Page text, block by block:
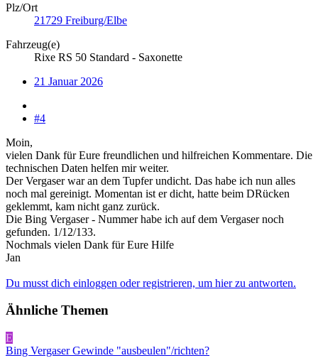
Plz/Ort
21729 Freiburg/Elbe
Fahrzeug(e)
Rixe RS 50 Standard - Saxonette
21 Januar 2026
#4
Moin,
vielen Dank für Eure freundlichen und hilfreichen Kommentare. Die
technischen Daten helfen mir weiter.
Der Vergaser war an dem Tupfer undicht. Das habe ich nun alles
noch mal gereinigt. Momentan ist er dicht, hatte beim DRücken
geklemmt, kam nicht ganz zurück.
Die Bing Vergaser - Nummer habe ich auf dem Vergaser noch
gefunden. 1/12/133.
Nochmals vielen Dank für Eure Hilfe
Jan
Du musst dich einloggen oder registrieren, um hier zu antworten.
Ähnliche Themen
E
Bing Vergaser Gewinde "ausbeulen"/richten?